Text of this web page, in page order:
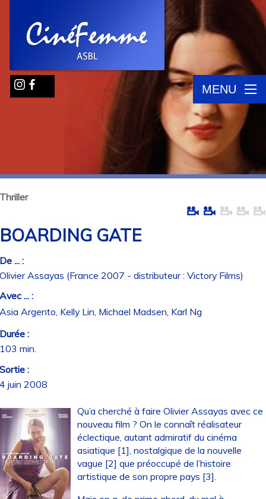
MENU
GATE
... :
Assayas (France 2007 - distributeur : Victory Films)
... :
Argento, Kelly Lin, Michael Madsen, Karl Ng
:
min.
:
juin 2008
Qu’a cherché à faire Olivier Assayas avec ce
nouveau film ? On le connaît réalisateur
éclectique, autant admiratif du cinéma
asiatique [1], nostalgique de la nouvelle
vague [2] que préoccupé de l’histoire
artistique de son propre pays [3].